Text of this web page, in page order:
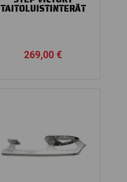
TAITOLUISTINTERÄT
269,00€